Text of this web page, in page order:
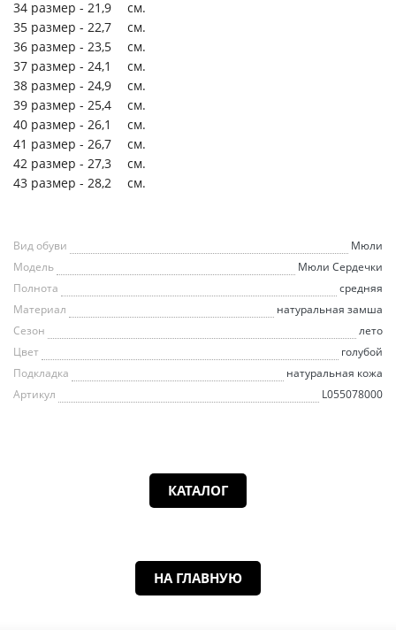
34 размер - 21,9
см.
35 размер - 22,7
см.
36 размер - 23,5
см.
37 размер - 24,1
см.
38 размер - 24,9
см.
39 размер - 25,4
см.
40 размер - 26,1
см.
41 размер - 26,7
см.
42 размер - 27,3
см.
43 размер - 28,2 см.
Вид обуви
Мюли
Модель
Мюли Сердечки
Полнота
средняя
Материал
натуральная замша
Сезон
лето
Цвет
голубой
Подкладка
натуральная кожа
Артикул
L055078000
КАТАЛОГ
НА ГЛАВНУЮ